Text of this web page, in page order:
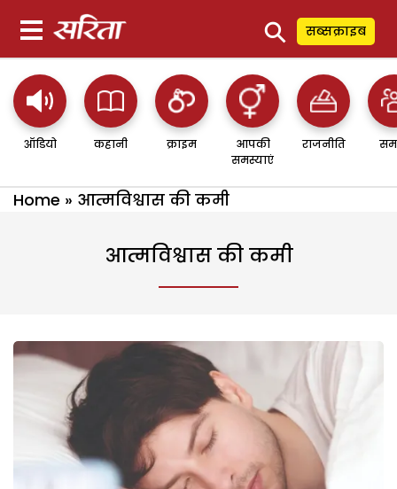
⚲ सब्सक्राइब
ऑडियो कहानी क्राइम
आपकी
समस्याएं
राजनीति
Home » आत्मविश्वास की कमी
आत्मविश्वास की कमी